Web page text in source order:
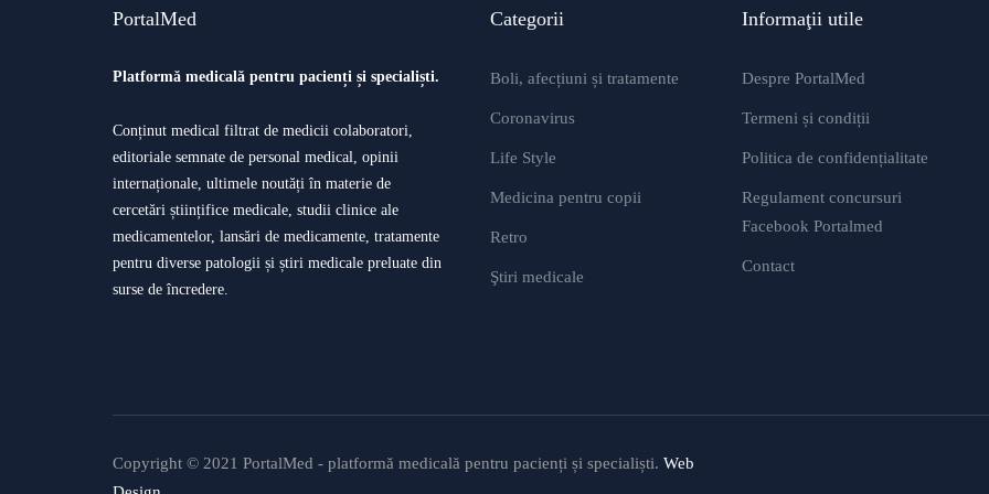
PortalMed
Platformă medicală pentru pacienți și specialiști.
Conținut medical filtrat de medicii colaboratori,
editoriale semnate de personal medical, opinii
internaționale, ultimele noutăți în materie de
cercetări științifice medicale, studii clinice ale
medicamentelor, lansări de medicamente, tratamente
pentru diverse patologii și știri medicale preluate din
surse de încredere.
Categorii
Boli, afecțiuni și tratamente
Coronavirus
Life Style
Medicina pentru copii
Retro
Ştiri medicale
Informaţii utile
Despre PortalMed
Termeni și condiții
Politica de confidențialitate
Regulament concursuri
Facebook Portalmed
Contact
Copyright © 2021 PortalMed - platformă medicală pentru pacienți și specialiști. Web